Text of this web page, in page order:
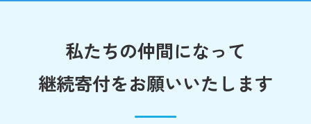
私たちの仲間になって
継続寄付をお願いいたします